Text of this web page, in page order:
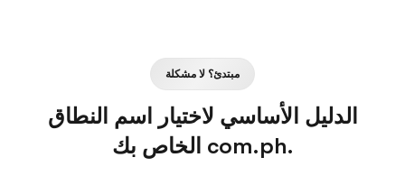
مبتدئ؟ لا مشكلة
الدليل الأساسي لاختيار اسم النطاق
.com.ph الخاص بك